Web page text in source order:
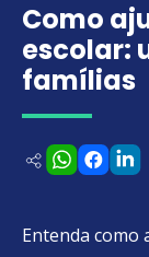
Como
escolar:
famílias
Entenda como